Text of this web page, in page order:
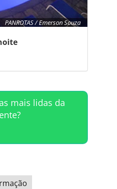
PANROTAS / Emerson Souza
mais lidas da